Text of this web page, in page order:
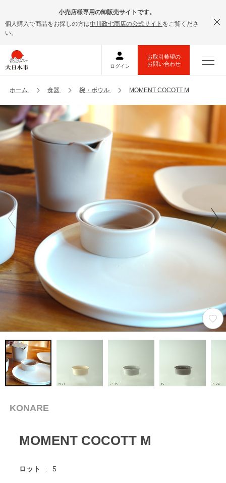
小売店様専用の卸販売サイトです。
個人購入で商品をお探しの方は中川政七商店の公式サイト をご覧くださ
い。
ホーム 食器 椀・ボウル MOMENT COCOTT M
KONARE
MOMENT COCOTT M
ロット 5